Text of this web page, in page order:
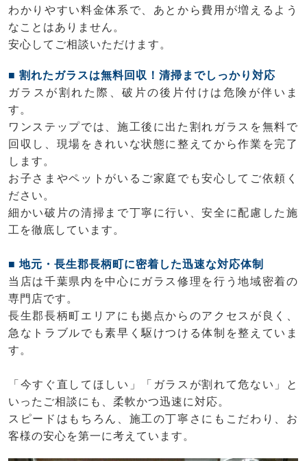
わかりやすい料金体系で、あとから費用が増えるよう
なことはありません。
安心してご相談いただけます。
■ 割れたガラスは無料回収！清掃までしっかり対応
ガラスが割れた際、破片の後片付けは危険が伴いま
す。
ワンステップでは、施工後に出た割れガラスを無料で
回収し、現場をきれいな状態に整えてから作業を完了
します。
お子さまやペットがいるご家庭でも安心してご依頼く
ださい。
細かい破片の清掃まで丁寧に行い、安全に配慮した施
工を徹底しています。
■ 地元・長生郡長柄町に密着した迅速な対応体制
当店は千葉県内を中心にガラス修理を行う地域密着の
専門店です。
長生郡長柄町エリアにも拠点からのアクセスが良く、
急なトラブルでも素早く駆けつける体制を整えていま
す。
「今すぐ直してほしい」「ガラスが割れて危ない」と
いったご相談にも、柔軟かつ迅速に対応。
スピードはもちろん、施工の丁寧さにもこだわり、お
客様の安心を第一に考えています。